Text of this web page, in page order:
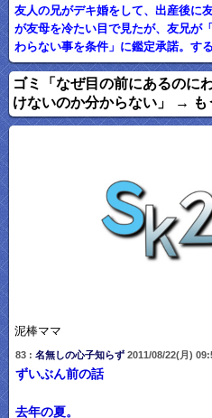
友人の兄がデキ婚をして、出産後に
が友母を冷たい目で見たが、友兄が
わらない事を条件」に鑑定承諾。す
ゴミ「なぜ目の前にあるのに
けないのか分からない」 → も
泥棒ママ
83 : 名無しの心子知らず2011/08/22(月)
ずいぶん前の話
去年の夏。